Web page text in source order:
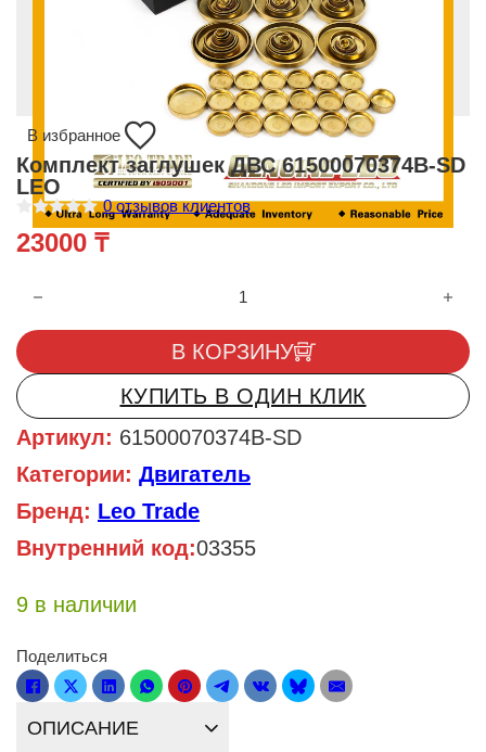
В избранное
Комплект заглушек ДВС 61500070374B-SD
LEO
ц
е
и
з
5
0отзывов клиентов
23000 ₸
Количество товара Комплект заглушек ДВС 61500070374B-
В КОРЗИНУ
КУПИТЬ В ОДИН КЛИК
Артикул: 61500070374B-SD
Категории: Двигатель
Бренд: Leo Trade
Внутренний код:03355
9 в наличии
Поделиться
ОПИСАНИЕ